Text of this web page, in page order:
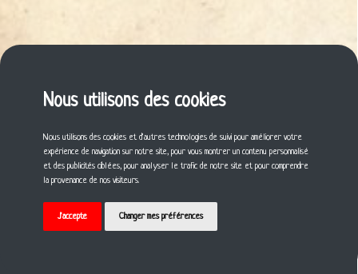
Nous utilisons des cookies
Nous utilisons des cookies et d'autres technologies de suivi pour améliorer votre
expérience de navigation sur notre site, pour vous montrer un contenu personnalisé
et des publicités ciblées, pour analyser le trafic de notre site et pour comprendre
la provenance de nos visiteurs.
J'accepte Changer mes préférences